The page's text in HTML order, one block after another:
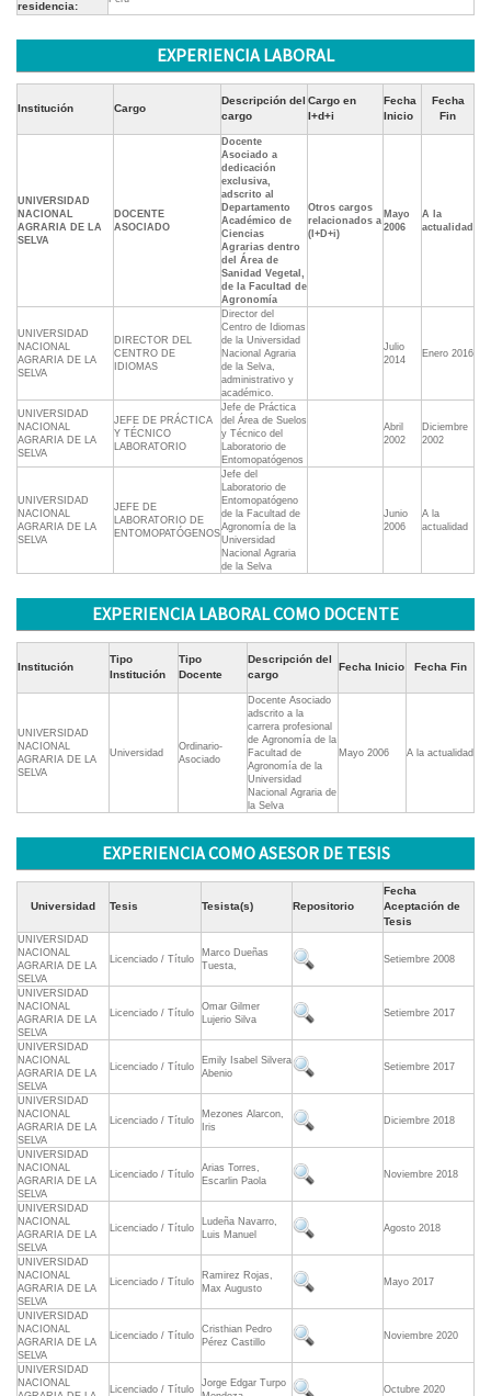
residencia:
EXPERIENCIA LABORAL
Institución Cargo
Descripción del
cargo
Cargo en
I+d+i
Fecha
Inicio
Fecha
Fin
UNIVERSIDAD
NACIONAL
AGRARIA DE LA
SELVA
DOCENTE
ASOCIADO
Docente
Asociado a
dedicación
exclusiva,
adscrito al
Departamento
Académico de
Ciencias
Agrarias dentro
del Área de
Sanidad Vegetal,
de la Facultad de
Agronomía
Otros cargos
relacionados a
(I+D+i)
Mayo
2006
A la
actualidad
UNIVERSIDAD
NACIONAL
AGRARIA DE LA
SELVA
DIRECTOR DEL
CENTRO DE
IDIOMAS
Director del
Centro de Idiomas
de la Universidad
Nacional Agraria
de la Selva,
administrativo y
académico.
Julio
2014
Enero 2016
UNIVERSIDAD
NACIONAL
AGRARIA DE LA
SELVA
JEFE DE PRÁCTICA
Y TÉCNICO
LABORATORIO
Jefe de Práctica
del Área de Suelos
y Técnico del
Laboratorio de
Entomopatógenos
Abril
2002
Diciembre
2002
UNIVERSIDAD
NACIONAL
AGRARIA DE LA
SELVA
JEFE DE
LABORATORIO DE
ENTOMOPATÓGENOS
Jefe del
Laboratorio de
Entomopatógeno
de la Facultad de
Agronomía de la
Universidad
Nacional Agraria
de la Selva
Junio
2006
A la
actualidad
EXPERIENCIA LABORAL COMO DOCENTE
Institución
Tipo
Institución
Tipo
Docente
Descripción del
cargo
Fecha Inicio Fecha Fin
UNIVERSIDAD
NACIONAL
AGRARIA DE LA
SELVA
Universidad
Ordinario-
Asociado
Docente Asociado
adscrito a la
carrera profesional
de Agronomía de la
Facultad de
Agronomía de la
Universidad
Nacional Agraria de
la Selva
Mayo 2006 A la actualidad
EXPERIENCIA COMO ASESOR DE TESIS
Universidad Tesis Tesista(s) Repositorio
Fecha
Aceptación de
Tesis
UNIVERSIDAD
NACIONAL
AGRARIA DE LA
SELVA
Licenciado / Título
Marco Dueñas
Tuesta,
Setiembre 2008
UNIVERSIDAD
NACIONAL
AGRARIA DE LA
SELVA
Licenciado / Título
Omar Gilmer
Lujerio Silva
Setiembre 2017
UNIVERSIDAD
NACIONAL
AGRARIA DE LA
SELVA
Licenciado / Título
Emily Isabel Silvera
Abenio
Setiembre 2017
UNIVERSIDAD
NACIONAL
AGRARIA DE LA
SELVA
Licenciado / Título
Mezones Alarcon,
Iris
Diciembre 2018
UNIVERSIDAD
NACIONAL
AGRARIA DE LA
SELVA
Licenciado / Título
Arias Torres,
Escarlin Paola
Noviembre 2018
UNIVERSIDAD
NACIONAL
AGRARIA DE LA
SELVA
Licenciado / Título
Ludeña Navarro,
Luis Manuel
Agosto 2018
UNIVERSIDAD
NACIONAL
AGRARIA DE LA
SELVA
Licenciado / Título
Ramirez Rojas,
Max Augusto
Mayo 2017
UNIVERSIDAD
NACIONAL
AGRARIA DE LA
SELVA
Licenciado / Título
Cristhian Pedro
Pérez Castillo
Noviembre 2020
UNIVERSIDAD
NACIONAL
Licenciado / Título
Jorge Edgar Turpo
Octubre 2020